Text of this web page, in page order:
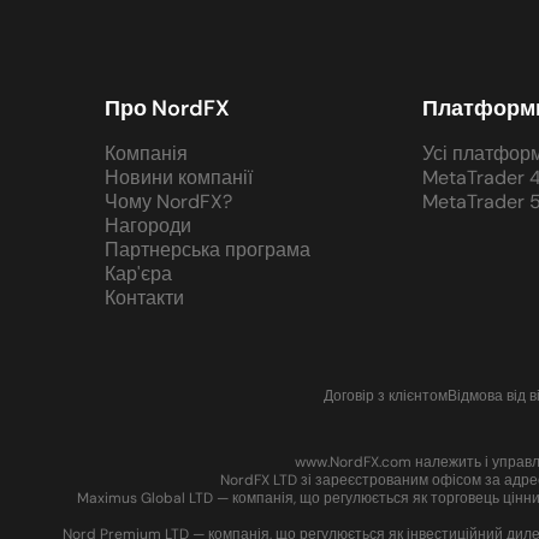
Про NordFX
Компанія
Новини компанії
Чому NordFX?
Нагороди
Партнерська програма
Кар'єра
Контакти
Усі
MetaTrader
MetaTrader
Договір з клієнтомВідмова від
www.NordFX.com належить і
NordFX LTD зі зареєстрованим офісом за
Maximus Global LTD — компанія, що регулюється як торговець
Nord Premium LTD — компанія, що регулюється як інвестиційний